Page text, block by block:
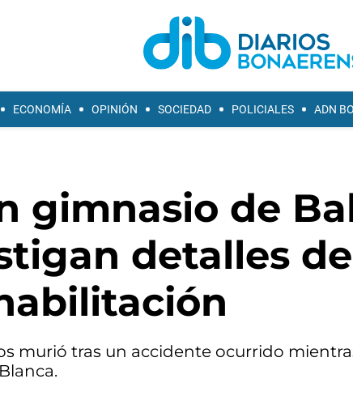
ECONOMÍA OPINIÓN SOCIEDAD POLICIALES ADN
gimnasio de
detalles
murió tras un accidente ocurrido